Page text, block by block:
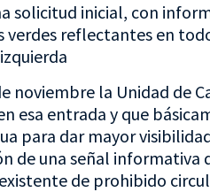
solicitud inicial, con
verdes reflectantes en
noviembre la Unidad de
esa entrada y que
para dar mayor
de una señal informativa
de prohibido